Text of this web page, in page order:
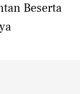
Beserta